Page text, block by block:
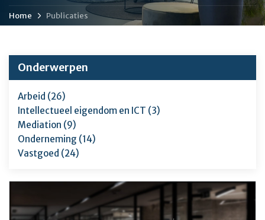
Home Publicaties
Onderwerpen
Arbeid (26)
Intellectueel eigendom en ICT (3)
Mediation (9)
Onderneming (14)
Vastgoed (24)